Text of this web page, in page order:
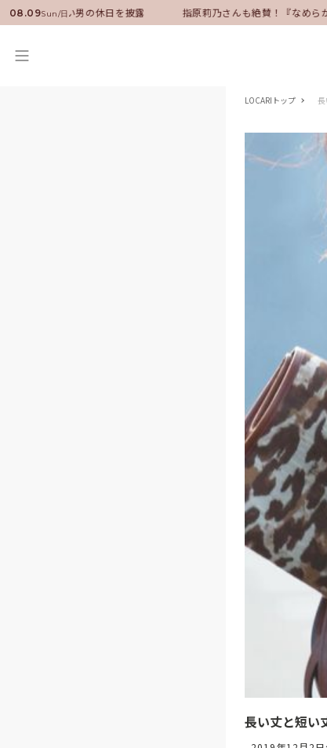
08.09Sun/日
就任！いい男の休日を披露 指原莉乃さんも絶賛！『なめら
LOCARIトップ
長い丈と短い